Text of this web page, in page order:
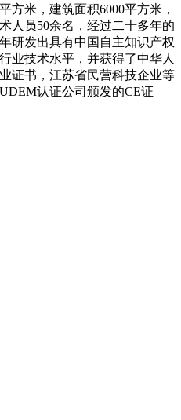
方米，建筑面积6000平方米，
人员50余名，经过二十多年的
研发出具有中国自主知识产权
业技术水平，并获得了中华人
证书，江苏省民营科技企业等
认证公司颁发的CE证